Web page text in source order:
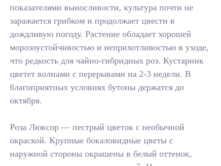
показателями выносливости, культура почти не
заражается грибком и продолжает цвести в
дождливую погоду. Растение обладает хорошей
морозоустойчивостью и неприхотливостью в уходе,
что редкость для чайно-гибридных роз. Кустарник
цветет волнами с перерывами на 2-3 недели. В
благоприятных условиях бутоны держатся до
октября.
Роза Люксор — пестрый цветок с необычной
окраской. Крупные бокаловидные цветы с
наружной стороны окрашены в белый оттенок,